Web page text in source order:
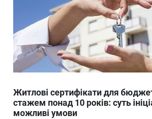
Житлові сертифікати для
стажем понад 10 років: суть
можливі умови